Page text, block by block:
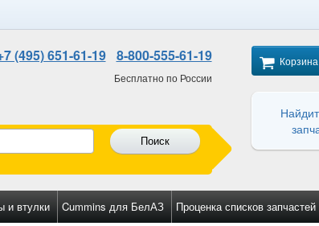
(495) 651-61-19 8-800-555-61-19
Бесплатно по России
Поиск
и втулки Cummins для БелАЗ Проценка списков запчастей